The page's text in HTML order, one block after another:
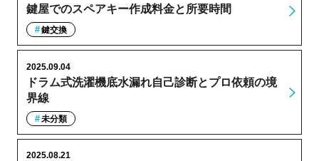
鍵屋でのスペアキー作成料金と所要時間
鍵交換
ドラム式洗濯機底水漏れ自己診断とプロ依頼の境
界線
2025.09.04
未分類
2025.08.21